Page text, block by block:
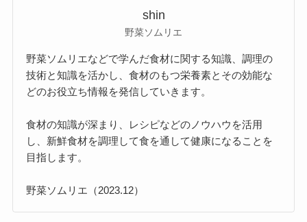
shin
野菜ソムリエ
野菜ソムリエなどで学んだ食材に関する知識、調理の
技術と知識を活かし、食材のもつ栄養素とその効能な
どのお役立ち情報を発信していきます。
食材の知識が深まり、レシピなどのノウハウを活用
し、新鮮食材を調理して食を通して健康になることを
目指します。
野菜ソムリエ（2023.12）